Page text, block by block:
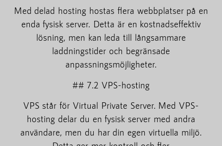
Med delad hosting hostas flera webbplatser på en
enda fysisk server. Detta är en kostnadseffektiv
lösning, men kan leda till långsammare
laddningstider och begränsade
anpassningsmöjligheter.
## 7.2 VPS-hosting
VPS står för Virtual Private Server. Med VPS-
hosting delar du en fysisk server med andra
användare, men du har din egen virtuella miljö.